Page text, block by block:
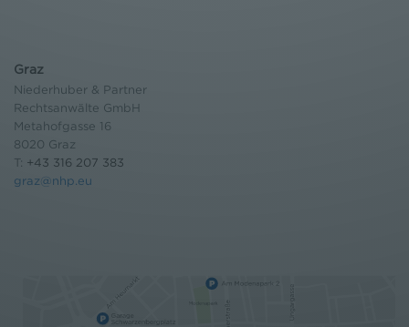
Graz
Niederhuber & Partner
Rechtsanwälte GmbH
Metahofgasse 16
8020 Graz
T: +43 316 207 383
graz@nhp.eu